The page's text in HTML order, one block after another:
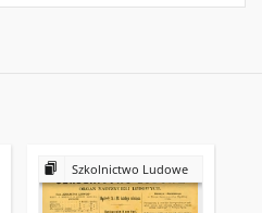
Szkolnictwo Ludowe